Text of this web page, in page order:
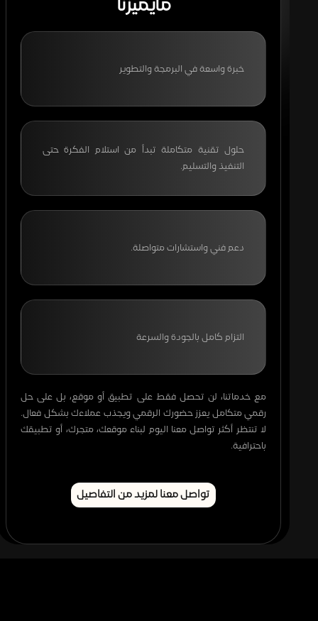
مايميزنا
خبرة واسعة في البرمجة والتطوير
حلول تقنية متكاملة تبدأ من استلام الفكرة حتى
التنفيذ والتسليم.
دعم فني واستشارات متواصلة.
التزام كامل بالجودة والسرعة
مع خدماتنا، لن تحصل فقط على تطبيق أو موقع، بل على حل
رقمي متكامل يعزز حضورك الرقمي ويجذب عملاءك بشكل فعال.
لا تنتظر أكثر تواصل معنا اليوم لبناء موقعك، متجرك، أو تطبيقك
باحترافية.